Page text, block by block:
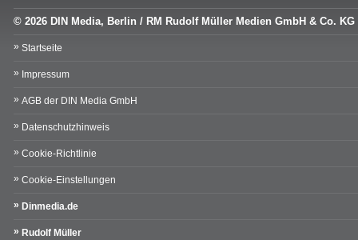
© 2026 DIN Media, Berlin / RM Rudolf Müller Medien GmbH & Co. KG
Startseite
Impressum
AGB der DIN Media GmbH
Datenschutzhinweis
Cookie-Richtlinie
Cookie-Einstellungen
Dinmedia.de
Rudolf Müller